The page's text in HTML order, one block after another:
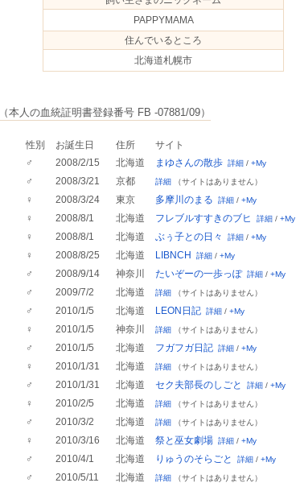
PAPPYMAMA
住んでいるところ
北海道札幌市
（本人の血統証明書登録番号 FB -07881/09）
性別 お誕生日 住所
サイト
♂ 2008/2/15 北海道 まゆさんの散歩 詳細 / +My
♂ 2008/3/21 京都 詳細 （サイトはありません）
♀ 2008/3/24 東京 多摩川のまる 詳細 / +My
♀ 2008/8/1 北海道 フレブルすすきのブヒ 詳細 / +My
♀ 2008/8/1 北海道 ぶぅ子との日々 詳細 / +My
♀ 2008/8/25 北海道 LIBNCH 詳細 / +My
♂ 2008/9/14 神奈川 たいぞーの一歩っぽ 詳細 / +My
♂ 2009/7/2 北海道 詳細 （サイトはありません）
♂ 2010/1/5 北海道 LEON日記 詳細 / +My
♀ 2010/1/5 神奈川 詳細 （サイトはありません）
♂ 2010/1/5 北海道 フガフガ日記 詳細 / +My
♀ 2010/1/31 北海道 詳細 （サイトはありません）
♂ 2010/1/31 北海道 セク夫部長のしごと 詳細 / +My
♀ 2010/2/5 北海道 詳細 （サイトはありません）
♂ 2010/3/2 北海道 詳細 （サイトはありません）
♀ 2010/3/16 北海道 祭と巫女劇場 詳細 / +My
♂ 2010/4/1 北海道 りゅうのそらごと 詳細 / +My
♂ 2010/5/11 北海道 詳細 （サイトはありません）